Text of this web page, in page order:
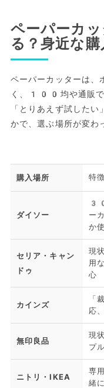
ペーパーカ
る？身近な
ペーパーカッターは、
く、100均や通販で
「とりあえず試した
かで、選ぶ場所が変わ
購入場所 特
ダイソー
ー
か
セリア・キャン
ドゥ
現
用
心
カインズ
「
応
無印良品
現
プ
ニトリ・IKEA
専
緒